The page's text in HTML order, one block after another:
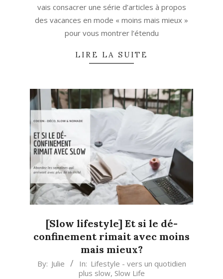
vais consacrer une série d’articles à propos
des vacances en mode « moins mais mieux »
pour vous montrer l’étendu
LIRE LA SUITE
[Slow lifestyle] Et si le dé-
confinement rimait avec moins
mais mieux?
2020-
By: Julie In: Lifestyle - vers un quotidien
plus slow, Slow Life